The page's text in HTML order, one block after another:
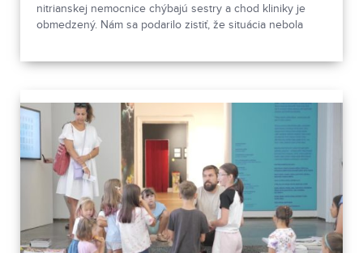
nitrianskej nemocnice chýbajú sestry a chod kliniky je
obmedzený. Nám sa podarilo zistiť, že situácia nebola